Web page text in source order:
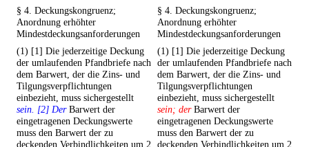
§ 4. Deckungskongruenz;
Anordnung erhöhter
Mindestdeckungsanforderungen
§ 4. Deckungskongruenz;
Anordnung erhöhter
Mindestdeckungsanforderungen
(1) [1] Die jederzeitige Deckung
der umlaufenden Pfandbriefe nach
dem Barwert, der die Zins- und
Tilgungsverpflichtungen
einbezieht, muss sichergestellt
sein. [2] DerBarwert der
eingetragenen Deckungswerte
muss den Barwert der zu
deckenden Verbindlichkeiten um 2
(1) [1] Die jederzeitige Deckung
der umlaufenden Pfandbriefe nach
dem Barwert, der die Zins- und
Tilgungsverpflichtungen
einbezieht, muss sichergestellt
sein; derBarwert der
eingetragenen Deckungswerte
muss den Barwert der zu
deckenden Verbindlichkeiten um 2